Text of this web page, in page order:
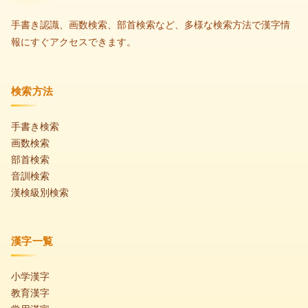
手書き認識、画数検索、部首検索など、多様な検索方法で漢字情
報にすぐアクセスできます。
検索方法
手書き検索
画数検索
部首検索
音訓検索
漢検級別検索
漢字一覧
小学漢字
教育漢字